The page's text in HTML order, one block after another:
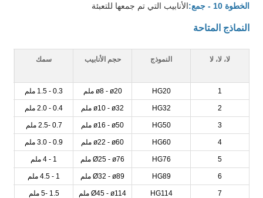
الخطوة 10 - جمع:
الأنابيب التي تم جمعها للتعبئة
النماذج المتاحة
لا، لا، لا النموذج حجم الأنابيب سمك
1
HG20 ø8 - ø20 ملم 0.3 - 1.5 ملم
2
HG32 ø10 - ø32 ملم 0.4 - 2.0 ملم
3
HG50 ø16 - ø50 ملم 0.7 -2.5 ملم
4
HG60 ø22 - ø60 ملم 0.9 - 3.0 ملم
5
HG76 Ø25 - ø76 ملم 1 - 4 ملم
6
HG89 Ø32 - ø89 ملم 1 - 4.5 ملم
7
HG114 Ø45 - ø114 ملم 1.5 -5 ملم